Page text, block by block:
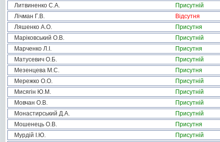
Литвиненко С.А.
Присутній
Лічман Г.В.
Відсутня
Ляшенко А.О.
Присутня
Маріковський О.В.
Присутній
Марченко Л.І.
Присутня
Матусевич О.Б.
Присутній
Мезенцева М.С.
Присутня
Мережко О.О.
Присутній
Мисягін Ю.М.
Присутній
Мовчан О.В.
Присутній
Монастирський Д.А.
Присутній
Мошенець О.В.
Присутня
Мурдій І.Ю.
Присутній